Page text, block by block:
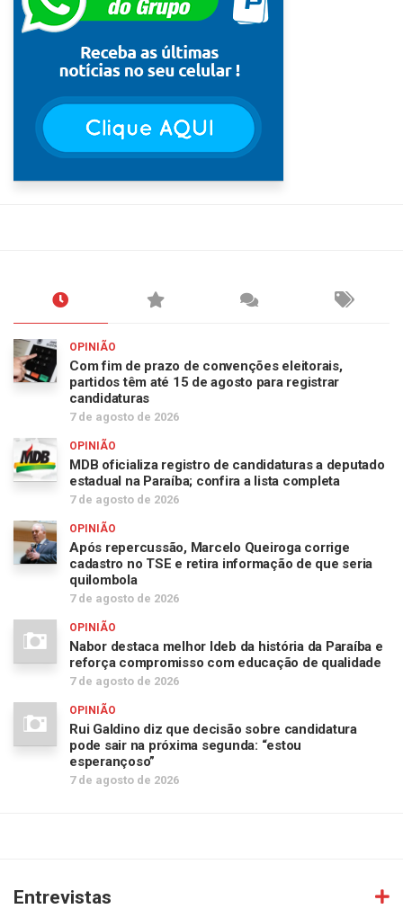
OPINIÃO
Com fim de prazo de convenções eleitorais,
partidos têm até 15 de agosto para registrar
candidaturas
7 de agosto de 2026
OPINIÃO
MDB oficializa registro de candidaturas a deputado
estadual na Paraíba; confira a lista completa
7 de agosto de 2026
OPINIÃO
Após repercussão, Marcelo Queiroga corrige
cadastro no TSE e retira informação de que seria
quilombola
7 de agosto de 2026
OPINIÃO
Nabor destaca melhor Ideb da história da Paraíba e
reforça compromisso com educação de qualidade
7 de agosto de 2026
OPINIÃO
Rui Galdino diz que decisão sobre candidatura
pode sair na próxima segunda: “estou
esperançoso”
7 de agosto de 2026
Entrevistas